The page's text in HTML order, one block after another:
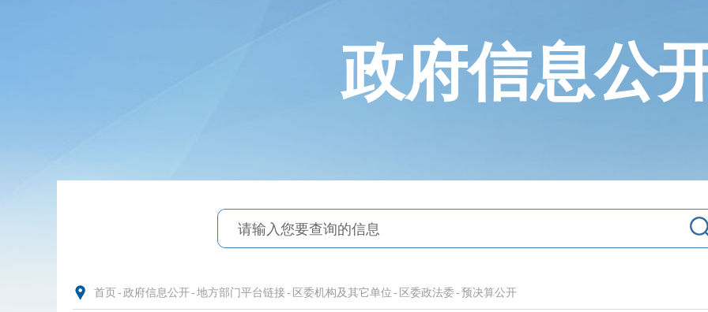
政府信息公
首页 - 政府信息公开- 地方部门平台链接- 区委机构及其它单位 - 区委政法委 - 预决算公开